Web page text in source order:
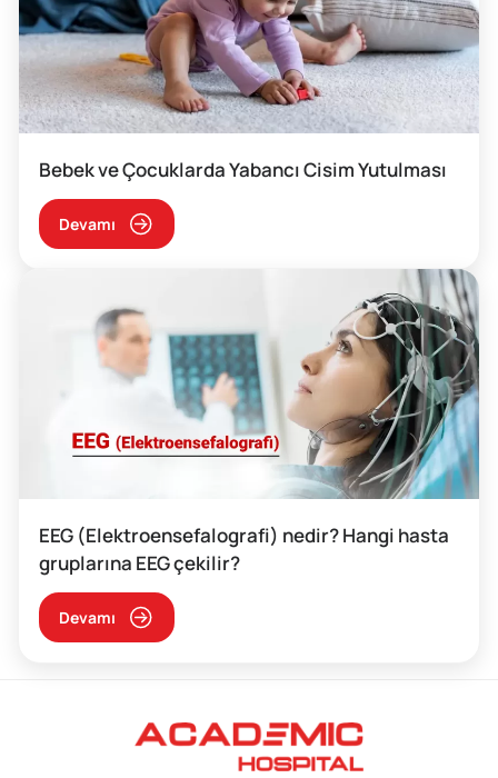
Bebek ve Çocuklarda Yabancı Cisim Yutulması
Devamı
EEG (Elektroensefalografi) nedir? Hangi hasta
gruplarına EEG çekilir?
Devamı